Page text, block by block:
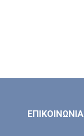
ΕΠΙΚΟΙΝΩΝΙΑ